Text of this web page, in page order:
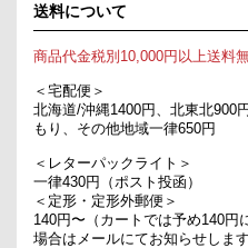
送料について
商品代金税別10,000円以上送料
＜宅配便＞
北海道/沖縄1400円、北東北900
もり、その他地域一律650円
＜レターパックライト＞
一律430円（ポスト投函）
＜定形・定形外郵便＞
140円〜（カートでは予め140円
場合はメールにてお知らせします